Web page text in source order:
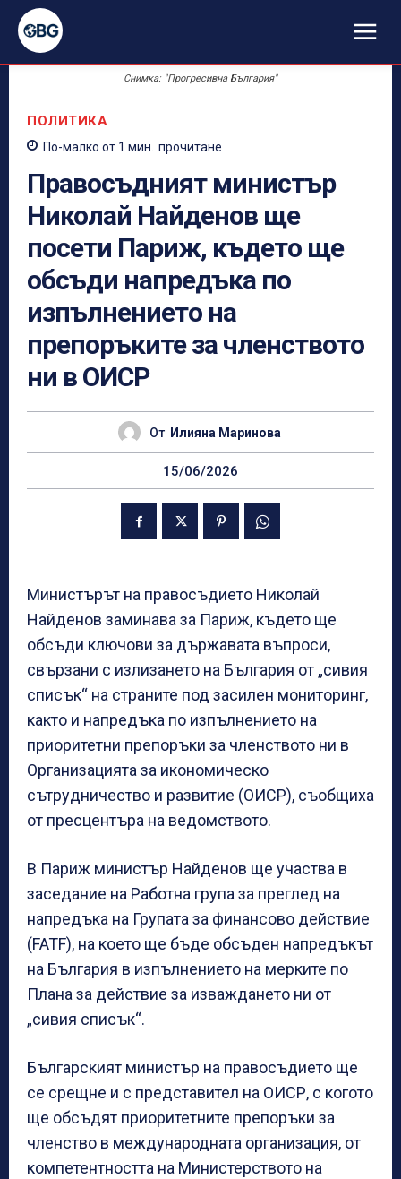
Снимка: "Прогресивна България"
ПОЛИТИКА
По-малко от 1 мин. прочитане
Правосъдният министър
Николай Найденов ще
посети Париж, където ще
обсъди напредъка по
изпълнението на
препоръките за членството
ни в ОИСР
От Илияна Маринова
15/06/2026
Министърът на правосъдието Николай
Найденов заминава за Париж, където ще
обсъди ключови за държавата въпроси,
свързани с излизането на България от „сивия
списък“ на страните под засилен мониторинг,
както и напредъка по изпълнението на
приоритетни препоръки за членството ни в
Организацията за икономическо
сътрудничество и развитие (ОИСР), съобщиха
от пресцентъра на ведомството.
В Париж министър Найденов ще участва в
заседание на Работна група за преглед на
напредъка на Групата за финансово действие
(FATF), на което ще бъде обсъден напредъкът
на България в изпълнението на мерките по
Плана за действие за изваждането ни от
„сивия списък“.
Българският министър на правосъдието ще
се срещне и с представител на ОИСР, с когото
ще обсъдят приоритетните препоръки за
членство в международната организация, от
компетентността на Министерството на